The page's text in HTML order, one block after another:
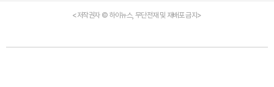
<저작권자 © 하이뉴스, 무단전재 및 재배포 금지>